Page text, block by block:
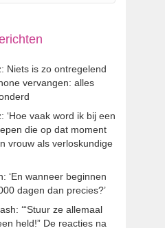
Niets is zo ontregelend
vervangen: alles
‘Hoe vaak word ik bij een
die op dat moment
vrouw als verloskundige
‘En wanneer beginnen
dagen dan precies?’
‘“Stuur ze allemaal
held!” De reacties na